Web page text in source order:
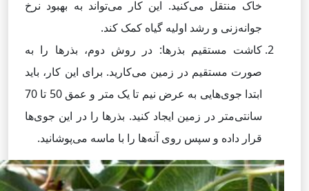
خاک منتقل می‌کنید. این کار می‌تواند به بهبود نرخ
جوانه‌زنی و رشد اولیه گیاه کمک کند.
کاشت مستقیم بذرها: در روش دوم، بذرها را به
صورت مستقیم در زمین می‌کارید. برای این کار، باید
ابتدا جوی‌هایی به عرض نیم تا یک متر و عمق 50 تا 70
سانتی‌متر در زمین ایجاد کنید. بذرها را در این جوی‌ها
قرار داده و سپس روی آنه‌ها را با ماسه می‌پوشانید.